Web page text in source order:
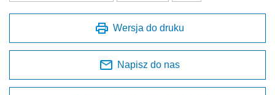
Wersja do druku
Napisz do nas